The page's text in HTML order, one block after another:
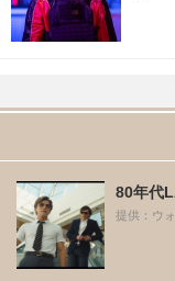
80年代
提供：ウ